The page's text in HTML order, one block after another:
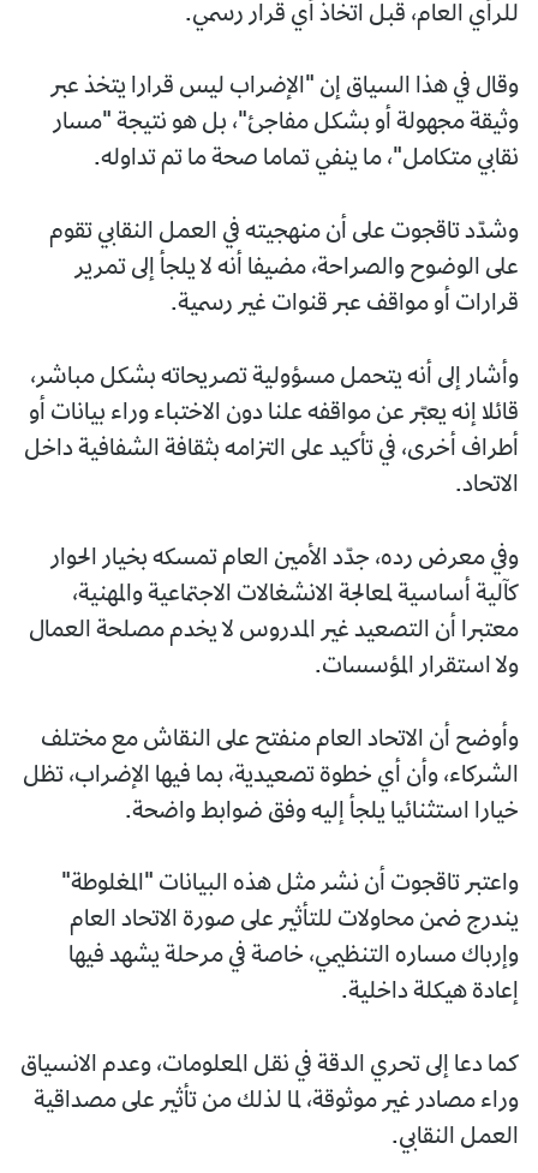
للرأي العام، قبل اتخاذ أي قرار رسمي.
وقال في هذا السياق إن "الإضراب ليس قرارا يتخذ عبر
وثيقة مجهولة أو بشكل مفاجئ"، بل هو نتيجة "مسار
نقابي متكامل"، ما ينفي تماما صحة ما تم تداوله.
وشدّد تاقجوت على أن منهجيته في العمل النقابي تقوم
على الوضوح والصراحة، مضيفا أنه لا يلجأ إلى تمرير
قرارات أو مواقف عبر قنوات غير رسمية.
وأشار إلى أنه يتحمل مسؤولية تصريحاته بشكل مباشر،
قائلا إنه يعبّر عن مواقفه علنا دون الاختباء وراء بيانات أو
أطراف أخرى، في تأكيد على التزامه بثقافة الشفافية داخل
الاتحاد.
وفي معرض رده، جدّد الأمين العام تمسكه بخيار الحوار
كآلية أساسية لمعالجة الانشغالات الاجتماعية والمهنية،
معتبرا أن التصعيد غير المدروس لا يخدم مصلحة العمال
ولا استقرار المؤسسات.
وأوضح أن الاتحاد العام منفتح على النقاش مع مختلف
الشركاء، وأن أي خطوة تصعيدية، بما فيها الإضراب، تظل
خيارا استثنائيا يلجأ إليه وفق ضوابط واضحة.
واعتبر تاقجوت أن نشر مثل هذه البيانات "المغلوطة"
يندرج ضمن محاولات للتأثير على صورة الاتحاد العام
وإرباك مساره التنظيمي، خاصة في مرحلة يشهد فيها
إعادة هيكلة داخلية.
كما دعا إلى تحري الدقة في نقل المعلومات، وعدم الانسياق
وراء مصادر غير موثوقة، لما لذلك من تأثير على مصداقية
العمل النقابي.